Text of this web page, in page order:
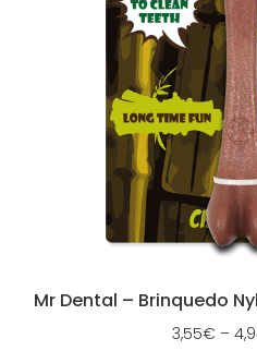
Mr Dental – Brinquedo
3,55€ –